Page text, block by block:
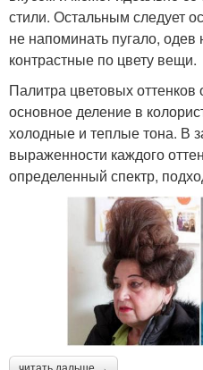
стили. Остальным следует
не напоминать пугало,
контрастные по цвету вещи.
Палитра цветовых оттенков
основное деление в
холодные и теплые тона. В
выраженности каждого
определенный спектр,